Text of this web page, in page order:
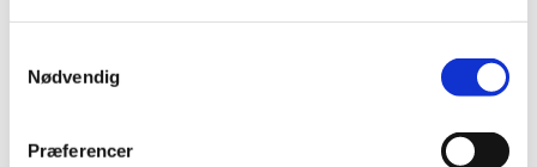
Nødvendig
Præferencer
din sidemarkeringslygte hos os.